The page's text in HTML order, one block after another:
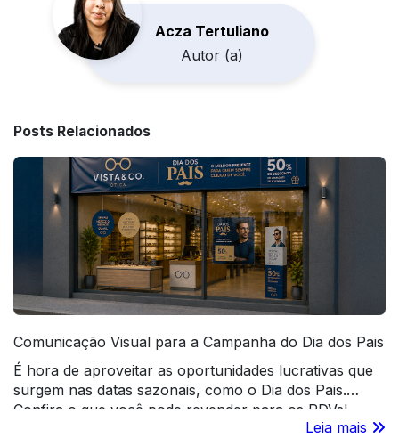
Acza Tertuliano
Autor (a)
Posts Relacionados
Comunicação Visual para a Campanha do Dia dos Pais
É hora de aproveitar as oportunidades lucrativas que
surgem nas datas sazonais, como o Dia dos Pais.
Confira o que você pode revender para os PDVs!
Leia mais